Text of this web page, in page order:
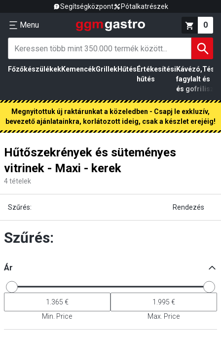
Segítségközpont Pótalkatrészek
Menu 0
FőzőkészülékekKemencékGrillekHűtés Értékesítési
hűtés
Kávézó,
fagylalt
és gofri
és
liszt
Megnyitottuk új raktárunkat a közeledben - Csapj le exkluzív,
bevezető ajánlatainkra, korlátozott ideig, csak a készlet erejéig!
Hűtőszekrények és süteményes
vitrinek - Maxi - kerek
4tételek
Szűrés: Rendezés
Szűrés:
Ár
Min. Price Max. Price